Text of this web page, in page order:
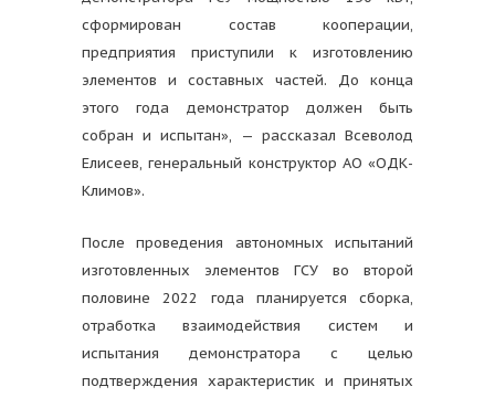
сформирован состав кооперации,
предприятия приступили к изготовлению
элементов и составных частей. До конца
этого года демонстратор должен быть
собран и испытан», — рассказал Всеволод
Елисеев, генеральный конструктор АО «ОДК-
Климов».
После проведения автономных испытаний
изготовленных элементов ГСУ во второй
половине 2022 года планируется сборка,
отработка взаимодействия систем и
испытания демонстратора с целью
подтверждения характеристик и принятых